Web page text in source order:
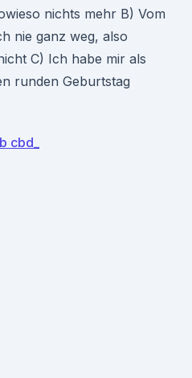
nichts mehr B) Vom
nie ganz weg, also
C) Ich habe mir als
runden Geburtstag
cbd_